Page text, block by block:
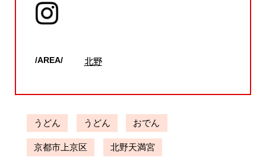
/AREA/ 北野
うどん うどん おでん
京都市上京区 北野天満宮